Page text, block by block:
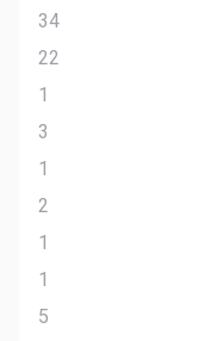
34
22
1
3
1
2
1
1
5